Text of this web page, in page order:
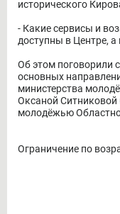
исторического
- Какие сервисы и
доступны в Центре,
Об этом поговорили
основных
министерства
Оксаной Ситниковой
молодёжью
Ограничение по